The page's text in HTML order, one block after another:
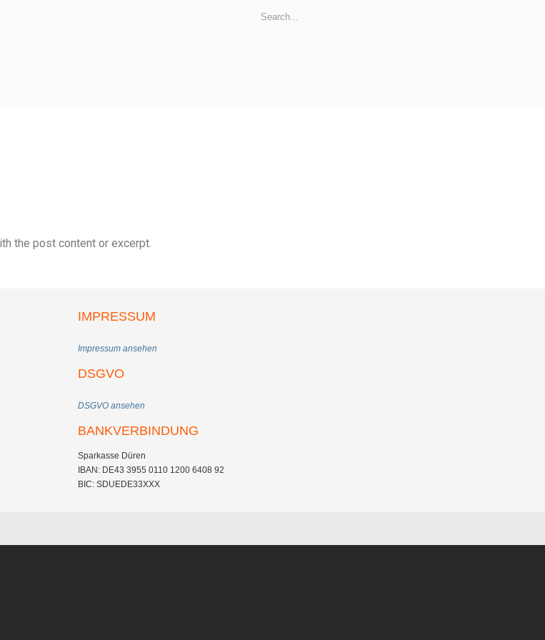
the post content or excerpt.
IMPRESSUM
Impressum ansehen
DSGVO
DSGVO ansehen
BANKVERBINDUNG
Sparkasse Düren
IBAN: DE43 3955 0110 1200 6408 92
BIC: SDUEDE33XXX